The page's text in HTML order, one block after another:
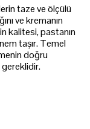
taze ve ölçülü
ve kremanın
kalitesi, pastanın
taşır. Temel
doğru
gereklidir.